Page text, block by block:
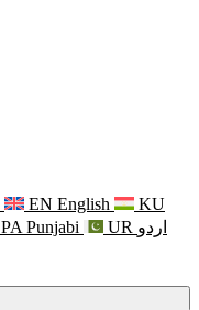
EN English
KU
PA Punjabi UR اردو